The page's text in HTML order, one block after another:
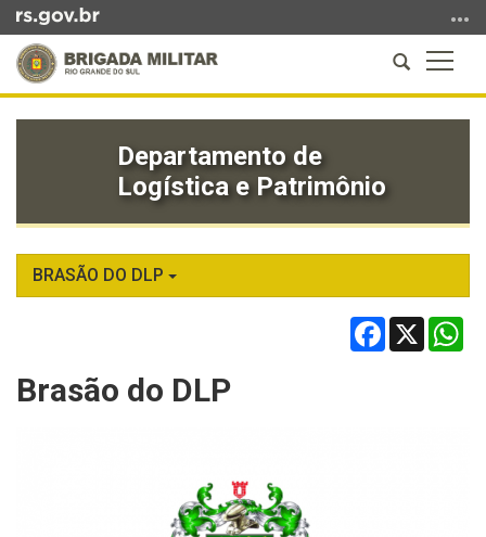
para
conteúdo
busca
a
Abrir
a
busca
Departamento de
Logística e Patrimônio
BRASÃO DO DLP
Facebook
X
Brasão do DLP